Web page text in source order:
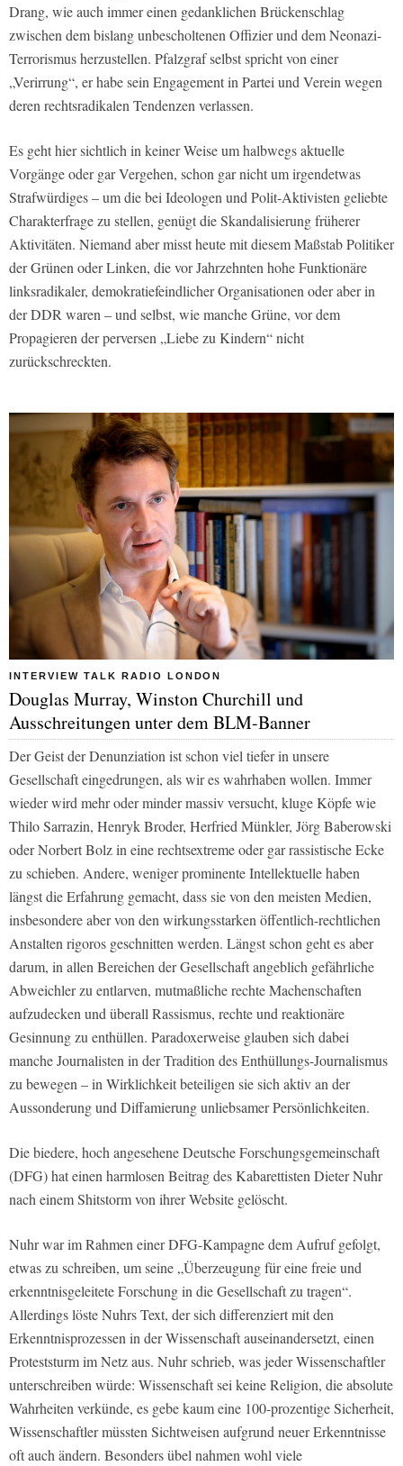
Drang, wie auch immer einen gedanklichen Brückenschlag
zwischen dem bislang unbescholtenen Offizier und dem Neonazi-
Terrorismus herzustellen. Pfalzgraf selbst spricht von einer
„Verirrung“, er habe sein Engagement in Partei und Verein wegen
deren rechtsradikalen Tendenzen verlassen.
Es geht hier sichtlich in keiner Weise um halbwegs aktuelle
Vorgänge oder gar Vergehen, schon gar nicht um irgendetwas
Strafwürdiges – um die bei Ideologen und Polit-Aktivisten geliebte
Charakterfrage zu stellen, genügt die Skandalisierung früherer
Aktivitäten. Niemand aber misst heute mit diesem Maßstab Politiker
der Grünen oder Linken, die vor Jahrzehnten hohe Funktionäre
linksradikaler, demokratiefeindlicher Organisationen oder aber in
der DDR waren – und selbst, wie manche Grüne, vor dem
Propagieren der perversen „Liebe zu Kindern“ nicht
zurückschreckten.
INTERVIEW TALK RADIO LONDON
Douglas Murray, Winston Churchill und
Ausschreitungen unter dem BLM-Banner
Der Geist der Denunziation ist schon viel tiefer in unsere
Gesellschaft eingedrungen, als wir es wahrhaben wollen. Immer
wieder wird mehr oder minder massiv versucht, kluge Köpfe wie
Thilo Sarrazin, Henryk Broder, Herfried Münkler, Jörg Baberowski
oder Norbert Bolz in eine rechtsextreme oder gar rassistische Ecke
zu schieben. Andere, weniger prominente Intellektuelle haben
längst die Erfahrung gemacht, dass sie von den meisten Medien,
insbesondere aber von den wirkungsstarken öffentlich-rechtlichen
Anstalten rigoros geschnitten werden. Längst schon geht es aber
darum, in allen Bereichen der Gesellschaft angeblich gefährliche
Abweichler zu entlarven, mutmaßliche rechte Machenschaften
aufzudecken und überall Rassismus, rechte und reaktionäre
Gesinnung zu enthüllen. Paradoxerweise glauben sich dabei
manche Journalisten in der Tradition des Enthüllungs-Journalismus
zu bewegen – in Wirklichkeit beteiligen sie sich aktiv an der
Aussonderung und Diffamierung unliebsamer Persönlichkeiten.
Die biedere, hoch angesehene Deutsche Forschungsgemeinschaft
(DFG) hat einen harmlosen Beitrag des Kabarettisten Dieter Nuhr
nach einem Shitstorm von ihrer Website gelöscht.
Nuhr war im Rahmen einer DFG-Kampagne dem Aufruf gefolgt,
etwas zu schreiben, um seine „Überzeugung für eine freie und
erkenntnisgeleitete Forschung in die Gesellschaft zu tragen“.
Allerdings löste Nuhrs Text, der sich differenziert mit den
Erkenntnisprozessen in der Wissenschaft auseinandersetzt, einen
Proteststurm im Netz aus. Nuhr schrieb, was jeder Wissenschaftler
unterschreiben würde: Wissenschaft sei keine Religion, die absolute
Wahrheiten verkünde, es gebe kaum eine 100-prozentige Sicherheit,
Wissenschaftler müssten Sichtweisen aufgrund neuer Erkenntnisse
oft auch ändern. Besonders übel nahmen wohl viele